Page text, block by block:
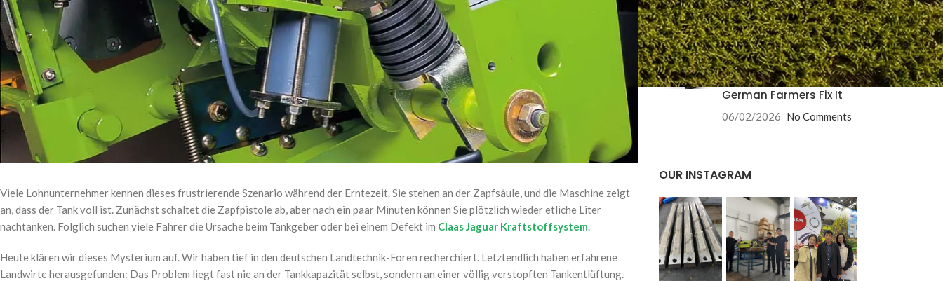
Viele Lohnunternehmer kennen dieses frustrierende Szenario während der Erntezeit. Sie stehen an der Zapfsäule, und die Maschine zeigt
an, dass der Tank voll ist. Zunächst schaltet die Zapfpistole ab, aber nach ein paar Minuten können Sie plötzlich wieder etliche Liter
nachtanken. Folglich suchen viele Fahrer die Ursache beim Tankgeber oder bei einem Defekt im Claas Jaguar Kraftstoffsystem
Heute klären wir dieses Mysterium auf. Wir haben tief in den deutschen Landtechnik-Foren recherchiert. Letztendlich haben erfahrene
Landwirte herausgefunden: Das Problem liegt fast nie an der Tankkapazität selbst, sondern an einer völlig verstopften Tankentlüftung.
06/02/2026 No Comments
CLAAS Hydraulic
Problem: Common
Causes and How
German Farmers Fix It
06/02/2026 No Comments
OUR INSTAGRAM